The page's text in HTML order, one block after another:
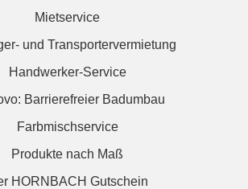
Mietservice
und Transportervermietung
Handwerker-Service
Barrierefreier Badumbau
Farbmischservice
Produkte nach Maß
HORNBACH Gutschein